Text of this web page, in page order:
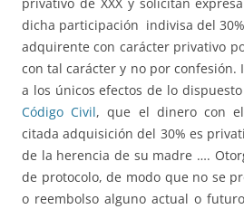
privativo de XXX y solicitan
dicha participación indivisa del
adquirente con carácter privativo
con tal carácter y no por confesión.
a los únicos efectos de lo
Código Civil, que el dinero con
citada adquisición del 30% es
de la herencia de su madre ….
de protocolo, de modo que no se
o reembolso alguno actual o